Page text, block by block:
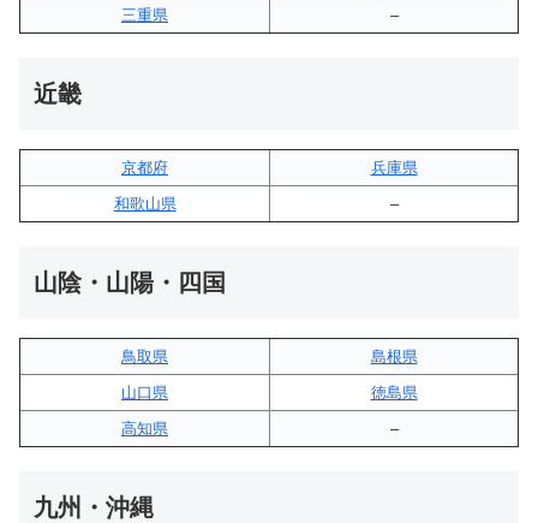
三重県
–
近畿
京都府
兵庫県
和歌山県
–
山陰・山陽・四国
鳥取県
島根県
山口県
徳島県
高知県
–
九州・沖縄